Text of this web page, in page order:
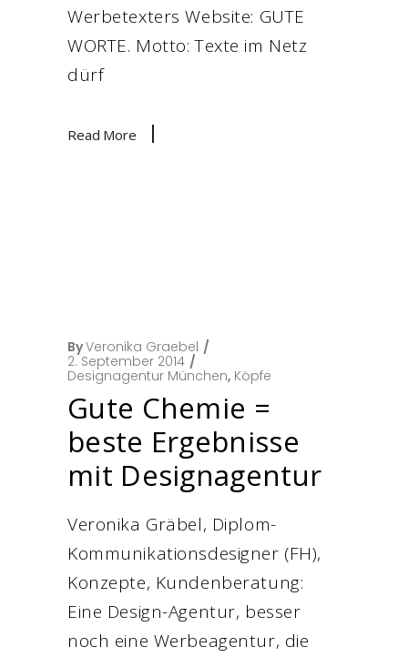
Werbetexters Website: GUTE
WORTE. Motto: Texte im Netz
dürf
Read More
ByVeronika Graebel
2. September 2014
Designagentur München, Köpfe
Gute Chemie =
beste Ergebnisse
mit Designagentur
Veronika Gräbel, Diplom-
Kommunikationsdesigner (FH),
Konzepte, Kundenberatung:
Eine Design-Agentur, besser
noch eine Werbeagentur, die